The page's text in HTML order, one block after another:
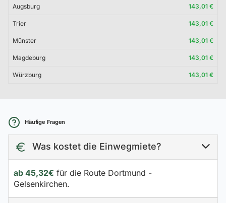
Augsburg 143,01 €
Trier 143,01 €
Münster 143,01 €
Magdeburg 143,01 €
Würzburg 143,01 €
Häufige Fragen
Was kostet die Einwegmiete?
ab 45,32€ für die Route Dortmund -
Gelsenkirchen.